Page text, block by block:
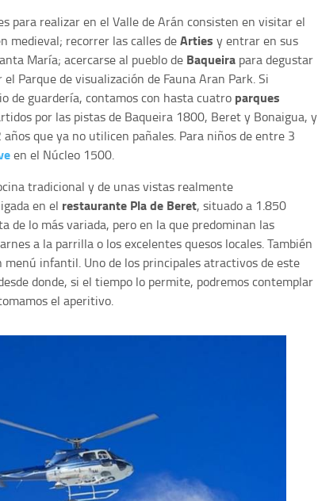
para realizar en el Valle de Arán consisten en visitar el
medieval; recorrer las calles deArties y entrar en sus
María; acercarse al pueblo de Baqueira para degustar
Parque de visualización de Fauna Aran Park. Si
de guardería, contamos con hasta cuatro parques
por las pistas de Baqueira 1800, Beret y Bonaigua, y
que ya no utilicen pañales. Para niños de entre 3
en el Núcleo 1500.
tradicional y de unas vistas realmente
en el restaurante Pla de Beret, situado a 1.850
de lo más variada, pero en la que predominan las
a la parrilla o los excelentes quesos locales. También
menú infantil. Uno de los principales atractivos de este
donde, si el tiempo lo permite, podremos contemplar
el aperitivo.